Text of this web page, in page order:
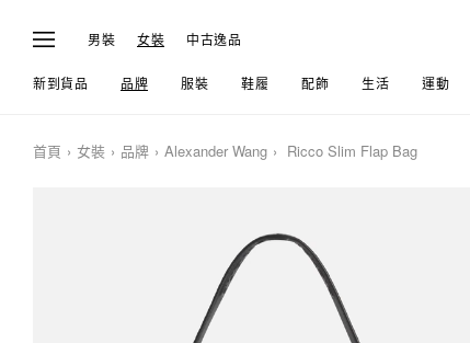
男裝 女裝 中古逸品
新到貨品 品牌 服裝 鞋履 配飾 生活 運動
首頁 女裝 品牌 Alexander Wang Ricco Slim Flap Bag